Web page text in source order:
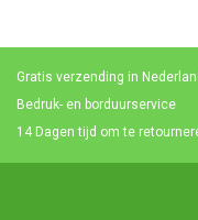
Gratis verzending in
Bedruk- en borduurservice
14 Dagen tijd om te